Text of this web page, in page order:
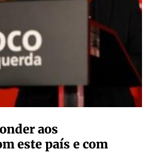
aos
este país e com